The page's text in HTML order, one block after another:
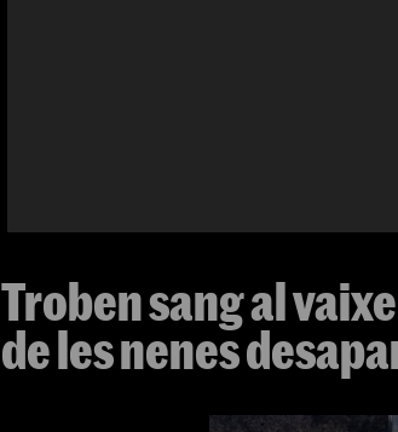
Troben sang al
de les nenes